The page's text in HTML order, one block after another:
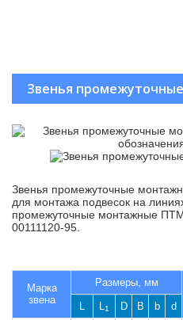
Звенья
Звенья промежуточные
для монтажа подвесок на
промежуточные монтажные
00111120-95.
Марка
звена
Размеры, мм
L L1 D B b
d